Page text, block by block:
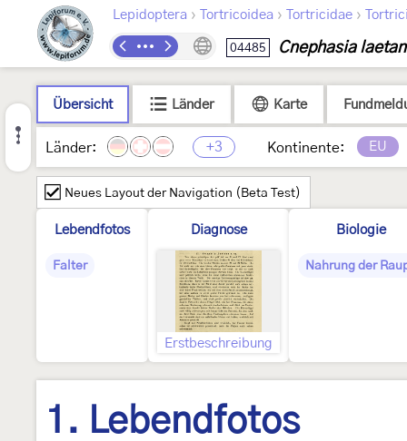
Lepidoptera › Tortricoidea › Tortricidae ›
04485 Cnephasia
Übersicht Länder Karte
Länder: +3 Kontinente: EU
Neues Layout der Navigation (Beta Test)
Lebendfotos
Falter
Diagnose
Erstbeschreibung
Biologie
Nahrung der
1. Lebendfotos